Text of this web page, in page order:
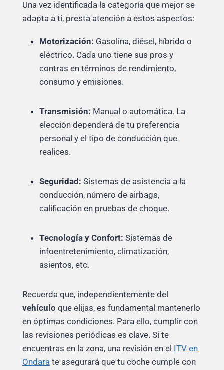
Una vez identificada la categoría que mejor se
adapta a ti, presta atención a estos aspectos:
Motorización: Gasolina, diésel, híbrido o
eléctrico. Cada uno tiene sus pros y
contras en términos de rendimiento,
consumo y emisiones.
Transmisión: Manual o automática. La
elección dependerá de tu preferencia
personal y el tipo de conducción que
realices.
Seguridad: Sistemas de asistencia a la
conducción, número de airbags,
calificación en pruebas de choque.
Tecnología y Confort: Sistemas de
infoentretenimiento, climatización,
asientos, etc.
Recuerda que, independientemente del
vehículo que elijas, es fundamental mantenerlo
en óptimas condiciones. Para ello, cumplir con
las revisiones periódicas es clave. Si te
encuentras en la zona, una revisión en el ITV en
Ondarate asegurará que tu coche cumple con